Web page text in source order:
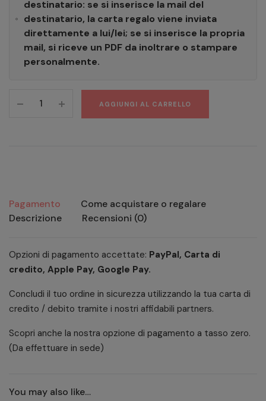
destinatario: se si inserisce la mail del
destinatario, la carta regalo viene inviata
direttamente a lui/lei; se si inserisce la propria
mail, si riceve un PDF da inoltrare o stampare
personalmente.
Bain
AGGIUNGI AL CARRELLO
Pagamento
Come acquistare o regalare
Descrizione
Recensioni (0)
Opzioni di pagamento accettate: PayPal, Carta di
credito, Apple Pay, Google Pay.
Concludi il tuo ordine in sicurezza utilizzando la tua carta di
credito / debito tramite i nostri affidabili partners.
Scopri anche la nostra opzione di pagamento a tasso zero.
(Da effettuare in sede)
You may also like…